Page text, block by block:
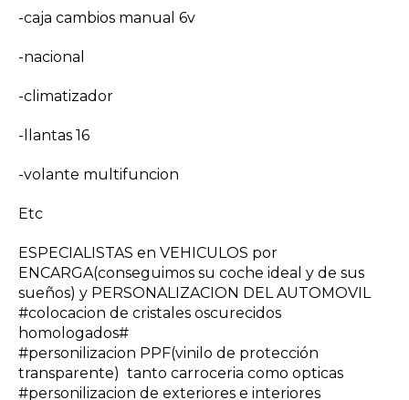
-caja cambios manual 6v
-nacional
-climatizador
-llantas 16
-volante multifuncion
Etc
ESPECIALISTAS en VEHICULOS por
ENCARGA(conseguimos su coche ideal y de sus
sueños) y PERSONALIZACION DEL AUTOMOVIL
#colocacion de cristales oscurecidos
homologados#
#personilizacion PPF(vinilo de protección
transparente) tanto carroceria como opticas
#personilizacion de exteriores e interiores